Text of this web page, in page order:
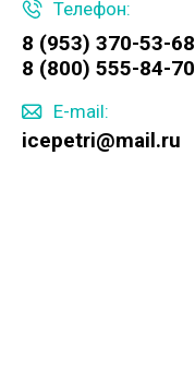
Телефон:
8 (953) 370-53-68
8 (800) 555-84-70
E-mail:
icepetri@mail.ru